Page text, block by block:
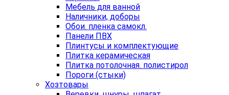
Мебель для ванной
Наличники, доборы
Обои. пленка самокл.
Панели ПВХ
Плинтусы и комплектующие
Плитка керамическая
Плитка потолочная. полистирол
Пороги (стыки)
Хозтовары